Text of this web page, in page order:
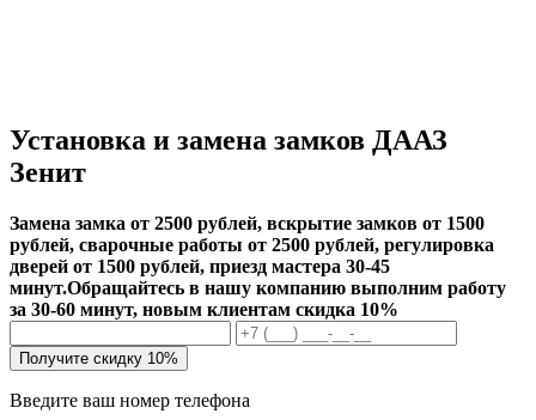
Установка и замена замков ДААЗ
Зенит
Замена замка от 2500 рублей, вскрытие замков от 1500
рублей, сварочные работы от 2500 рублей, регулировка
дверей от 1500 рублей, приезд мастера 30-45
минут.Обращайтесь в нашу компанию выполним работу
за 30-60 минут, новым клиентам скидка 10%
Получите скидку 10%
Введите ваш номер телефона